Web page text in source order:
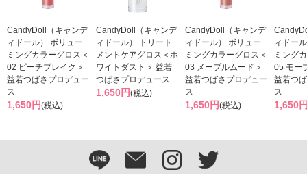
CandyDoll（キャンデ
ィドール） ボリュー
ミングカラーグロス＜
02 ピーチブレイク＞
益若つばさプロデュー
ス
1,650円(税込)
CandyDoll（キャンデ
ィドール） トリート
メントケアグロス＜ホ
ワイトダスト＞ 益若
つばさプロデュース
1,650円(税込)
CandyDoll（キャンデ
ィドール） ボリュー
ミングカラーグロス＜
03 メープルムード＞
益若つばさプロデュー
ス
1,650円(税込)
ィドー
ミング
05 モー
益若つ
ス
1,650